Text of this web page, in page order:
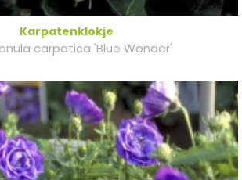
Karpatenklokje
carpatica 'Blue Wonder'